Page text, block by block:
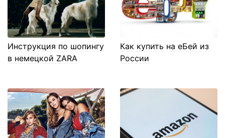
Инструкция по шопингу
в немецкой ZARA
Как купить на еБей из
России